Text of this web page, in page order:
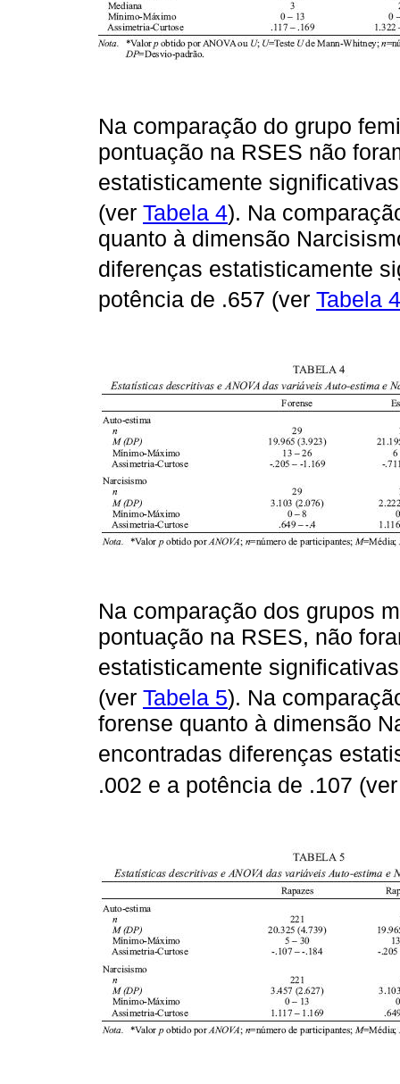
Na comparação do grupo
pontuação na RSES não
estatisticamente
(ver Tabela 4). Na
quanto à dimensão
diferenças estatisticamente
potência de .657 (ver Tabela 4
Na comparação dos grupos
pontuação na RSES, não
estatisticamente
(ver Tabela 5). Na
forense quanto à dimensão
encontradas diferenças
.002 e a potência de .107